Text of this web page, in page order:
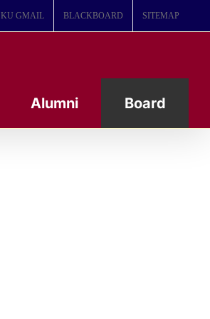
KU GMAIL BLACKBOARD SITEMAP
Alumni Board